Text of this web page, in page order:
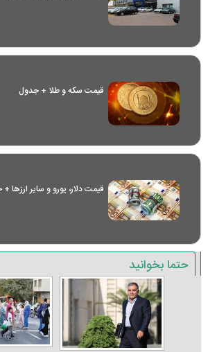
قیمت سکه و طلا + جدول
قیمت دلار، یورو و سایر ارز‌ها
حتما بخوانید